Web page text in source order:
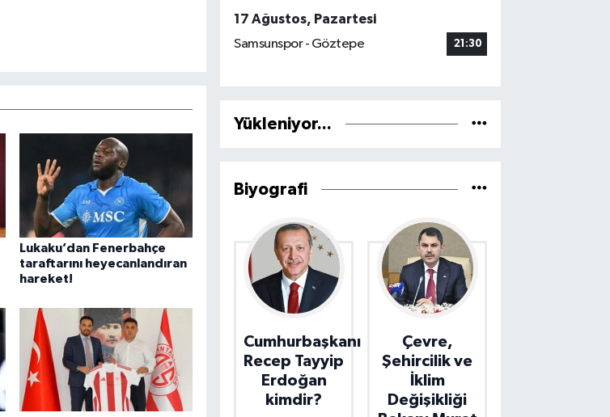
Lukaku’dan Fenerbahçe
taraftarını heyecanlandıran
hareket!
17 Ağustos, Pazartesi
Samsunspor - Göztepe
21:30
Yükleniyor...
Biyografi
Cumhurbaşkanı
Recep Tayyip
Erdoğan
kimdir?
Çevre,
Şehircilik ve
İklim
Değişikliği